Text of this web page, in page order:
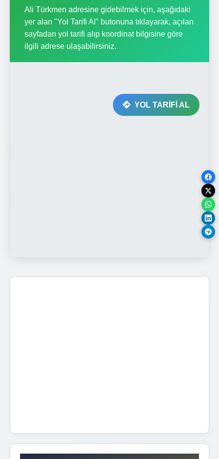
Ali Türkmen adresine gidebilmek için, aşağıdaki
yer alan "Yol Tarifi Al" butonuna tıklayarak, açılan
sayfadan yol tarifi alıp koordinat bilgisine göre
ilgili adrese ulaşabilirsiniz.
YOL TARİFİ AL